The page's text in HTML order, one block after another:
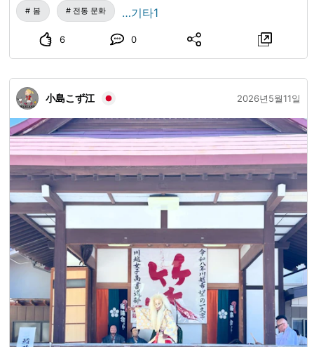
봄 전통 문화 …기타1
6 0
小島こず江 2026년5월11일